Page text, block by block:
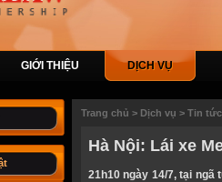
GIỚI THIỆU DỊCH VỤ
Trang chủ > Dịch vụ > Tin
Hà Nội: Lái xe
21h10 ngày 14/7, tại